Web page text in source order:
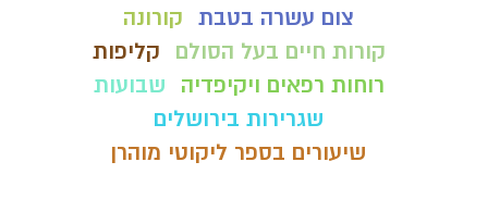
צום עשרה בטבת קורונה
קורות חיים בעל הסולם
קליפות
רוחות רפאים ויקיפדיה
שבועות
שגרירות בירושלים
שיעורים בספר ליקוטי מוהרן